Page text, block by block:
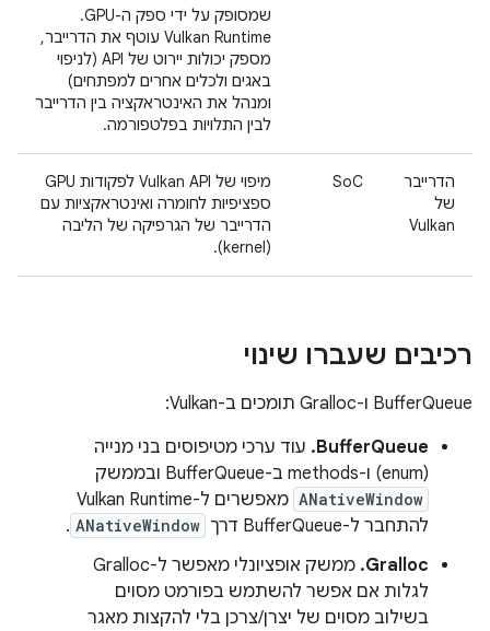
שמסופק על ידי ספק ה-GPU.
‫Vulkan Runtime עוטף את הדרייבר,
מספק יכולות יירוט של API (לניפוי
באגים ולכלים אחרים למפתחים)
ומנהל את האינטראקציה בין הדרייבר
לבין התלויות בפלטפורמה.
הדרייבר
של
Vulkan
SoC
מיפוי של Vulkan API לפקודות GPU
ספציפיות לחומרה ואינטראקציות עם
הדרייבר של הגרפיקה של הליבה
(kernel).
רכיבים שעברו שינוי
‫BufferQueue ו-Gralloc תומכים ב-Vulkan:
BufferQueue. עוד ערכי מטיפוסים בני מנייה
(enum) ו-methods ב-BufferQueue ובממשק
ANativeWindow
מאפשרים ל-Vulkan Runtime
להתחבר ל-BufferQueue דרך
ANativeWindow
.
Gralloc.
ממשק אופציונלי מאפשר ל-Gralloc
לגלות אם אפשר להשתמש בפורמט מסוים
בשילוב מסוים של יצרן/צרכן בלי להקצות מאגר